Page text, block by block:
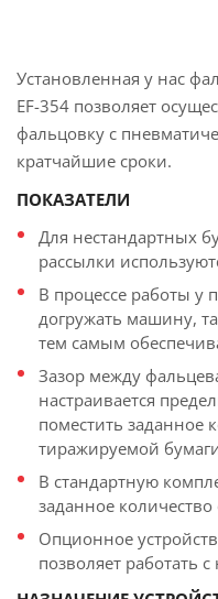
Установленная у нас
EF-354 позволяет
фальцовку с
кратчайшие сроки.
ПОКАЗАТЕЛИ
Для нестандартных
рассылки
В процессе работы у
догружать машину,
тем самым
Зазор между
настраивается
поместить заданное
тиражируемой
В стандартную
заданное количество
Опционное
позволяет работать